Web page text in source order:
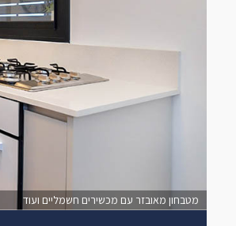
מטבחון מאובזר עם מכשירים חשמליים ועוד